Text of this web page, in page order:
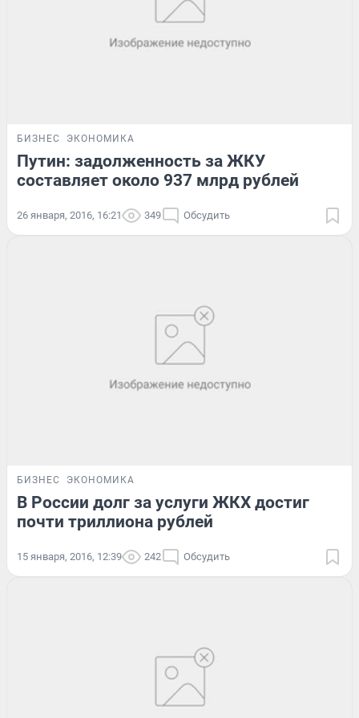
БИЗНЕС ЭКОНОМИКА
Путин: задолженность за ЖКУ
составляет около 937 млрд рублей
26 января, 2016, 16:21 349 Обсудить
БИЗНЕС ЭКОНОМИКА
В России долг за услуги ЖКХ достиг
почти триллиона рублей
15 января, 2016, 12:39 242 Обсудить